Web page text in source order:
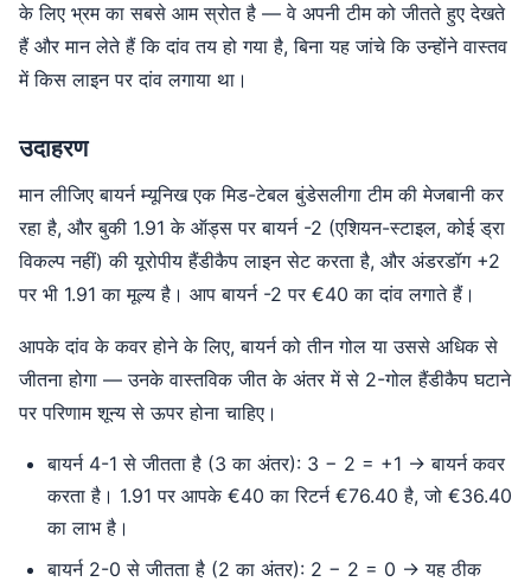
के लिए भ्रम का सबसे आम स्रोत है — वे अपनी टीम को जीतते हुए देखते
हैं और मान लेते हैं कि दांव तय हो गया है, बिना यह जांचे कि उन्होंने वास्तव
में किस लाइन पर दांव लगाया था।
उदाहरण
मान लीजिए बायर्न म्यूनिख एक मिड-टेबल बुंडेसलीगा टीम की मेजबानी कर
रहा है, और बुकी 1.91 के ऑड्स पर बायर्न -2 (एशियन-स्टाइल, कोई ड्रा
विकल्प नहीं) की यूरोपीय हैंडीकैप लाइन सेट करता है, और अंडरडॉग +2
पर भी 1.91 का मूल्य है। आप बायर्न -2 पर €40 का दांव लगाते हैं।
आपके दांव के कवर होने के लिए, बायर्न को तीन गोल या उससे अधिक से
जीतना होगा — उनके वास्तविक जीत के अंतर में से 2-गोल हैंडीकैप घटाने
पर परिणाम शून्य से ऊपर होना चाहिए।
बायर्न 4-1 से जीतता है (3 का अंतर): 3 − 2 = +1 → बायर्न कवर
करता है। 1.91 पर आपके €40 का रिटर्न €76.40 है, जो €36.40
का लाभ है।
बायर्न 2-0 से जीतता है (2 का अंतर): 2 − 2 = 0 → यह ठीक